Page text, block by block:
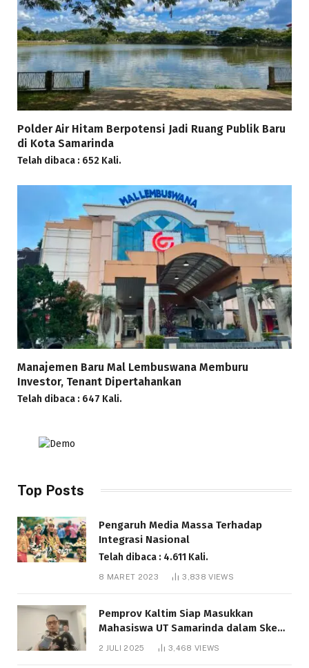
Polder Air Hitam Berpotensi Jadi Ruang Publik Baru
di Kota Samarinda
Telah dibaca : 652 Kali.
Manajemen Baru Mal Lembuswana Memburu
Investor, Tenant Dipertahankan
Telah dibaca : 647 Kali.
Top Posts
Pengaruh Media Massa Terhadap
Integrasi Nasional
Telah dibaca : 4.611 Kali.
8 MARET 2023 3,838VIEWS
Pemprov Kaltim Siap Masukkan
Mahasiswa UT Samarinda dalam Skema
Bantuan Pendidikan Gratispol
2 JULI 2025 3,468 VIEWS